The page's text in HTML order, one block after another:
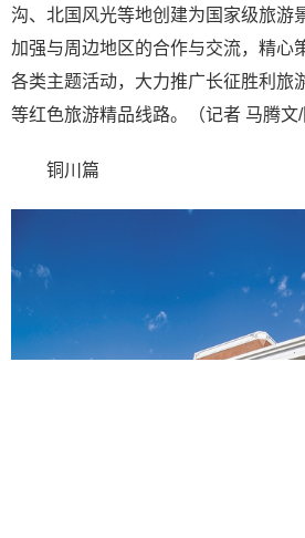
沟、北国风光等地创建为国家级旅游
加强与周边地区的合作与交流，精心
各类主题活动，大力推广长征胜利旅
等红色旅游精品线路。（记者 马腾文/
铜川篇